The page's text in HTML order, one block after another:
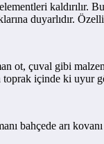
duyarlıdır.
ot, çuval gibi
içinde ki uyur
bahçede arı